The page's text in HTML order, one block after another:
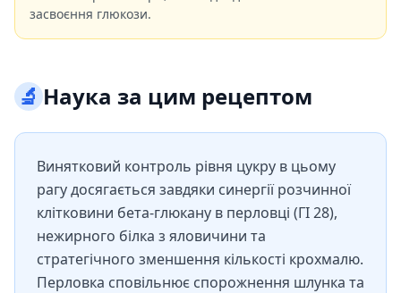
засвоєння глюкози.
🔬Наука за цим рецептом
Винятковий контроль рівня цукру в цьому
рагу досягається завдяки синергії розчинної
клітковини бета-глюкану в перловці (ГІ 28),
нежирного білка з яловичини та
стратегічного зменшення кількості крохмалю.
Перловка сповільнює спорожнення шлунка та